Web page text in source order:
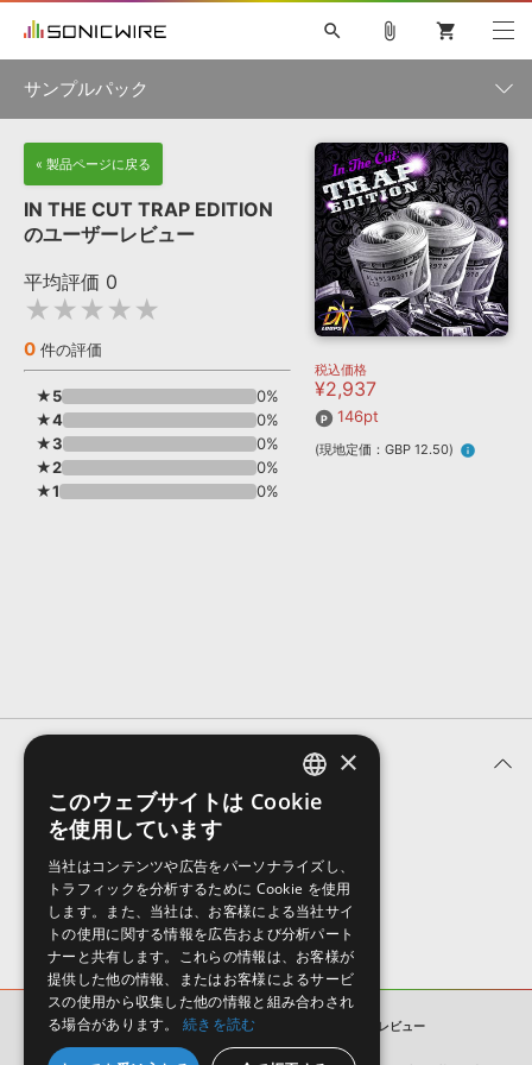
ソフト音源 »
プラグイン・エフェクト »
サンプルパック »
ソフトウェア／ツール »
DAW »
ニュースレター »
SONICWIREブログ »
製品サポート情報 »
DTMガイド »
FAQ »
音楽カード
APS
search
初音ミク NT 巡音ルカ V4X
MEIKO V3
KAITO V3
VOCALOID TOONTRACK
SPITFIRE AUDIO
VIENNA
EZ DRUMMER 3 SERUM
ライセンスフリーBGM
ボーカル抜き出し
DUBSTEP
ELECTRONICA
MUTANT
ROUTER.FM
ソフト音源 プラグイン・エフェクト
DAW 効果音
attach_file shopping_cart
サンプルパック
製品一覧
メーカー
フォーマット
« 製品ページに戻る
IN THE CUT TRAP EDITION
のユーザーレビュー
平均評価 0
★★★★★
0 件の評価
★5
0%
★4
0%
★3
0%
★2
0%
★1
0%
税込価格
¥2,937
146pt
(現地定価：GBP 12.50) info
ユーザーレビュー (0件)
表示順
IN THE CUT TRAP EDITION ユーザーレビュー
ENGLISH
×
このウェブサイトは Cookie
を使用しています
当社はコンテンツや広告をパーソナライズし、
トラフィックを分析するために Cookie を使用
します。また、当社は、お客様による当社サイ
トの使用に関する情報を広告および分析パート
ナーと共有します。これらの情報は、お客様が
提供した他の情報、またはお客様によるサービ
スの使用から収集した他の情報と組み合わされ
る場合があります。
続きを読む